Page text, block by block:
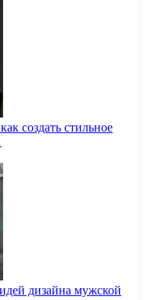
создать стильное
дизайна мужской